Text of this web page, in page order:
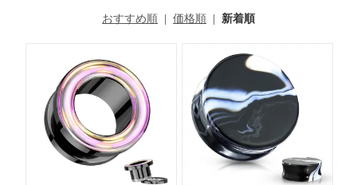
おすすめ順 価格順 新着順